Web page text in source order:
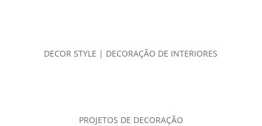
DECOR STYLE | DECORAÇÃO DE INTERIORES
PROJETOS DE DECORAÇÃO